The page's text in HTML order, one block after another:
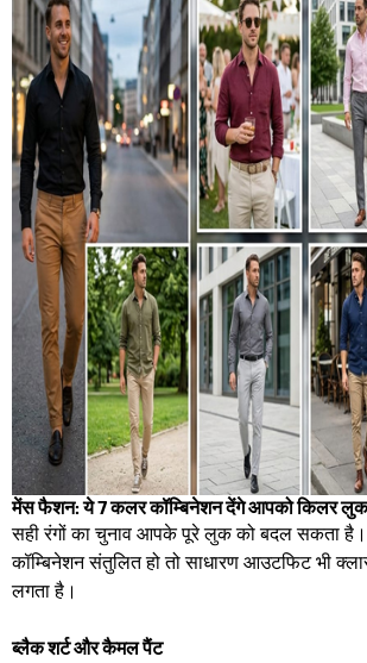
मेंस फैशन: ये 7 कलर कॉम्बिनेशन देंगे आपको किलर लुक
सही रंगों का चुनाव आपके पूरे लुक को बदल सकता
कॉम्बिनेशन संतुलित हो तो साधारण आउटफिट भी
लगता है।
ब्लैक शर्ट और कैमल पैंट